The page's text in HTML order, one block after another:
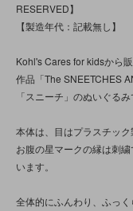
RESERVED】
【製造年代：記載無し】
Kohl's Cares for kidsから
作品「The SNEETCHES
「スニーチ」のぬいぐるみ
本体は、目はプラスチック
お腹の星マークの縁は刺
います。
全体的にふんわり、ふっ